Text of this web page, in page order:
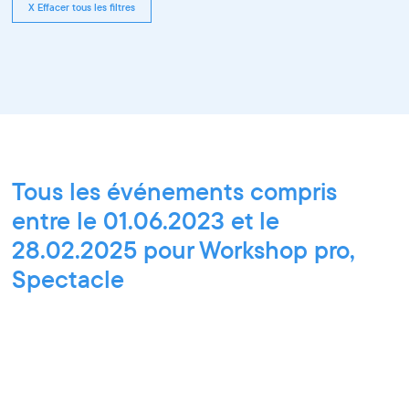
X Effacer tous les filtres
Tous les événements compris
entre le 01.06.2023 et le
28.02.2025 pour Workshop pro,
Spectacle